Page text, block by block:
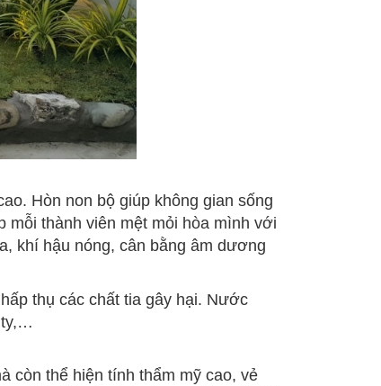
Hòn non bộ giúp không gian sống
mỗi thành viên mệt mỏi hòa mình với
khí hậu nóng, cân bằng âm dương
thụ các chất tia gây hại. Nước
ty,…
còn thể hiện tính thẩm mỹ cao, vẻ